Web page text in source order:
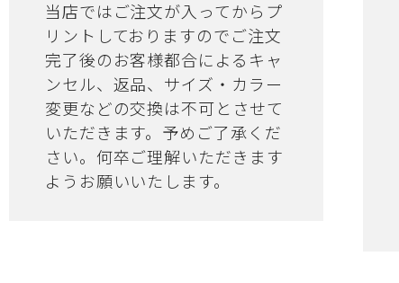
当店ではご注文が入ってからプ
リントしておりますのでご注文
完了後のお客様都合によるキャ
ンセル、返品、サイズ・カラー
変更などの交換は不可とさせて
いただきます。予めご了承くだ
さい。何卒ご理解いただきます
ようお願いいたします。